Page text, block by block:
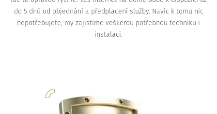
do 5 dnů od objednání a předplacení služby. Navíc k tomu nic
nepotřebujete, my zajistíme veškerou potřebnou techniku i
instalaci.